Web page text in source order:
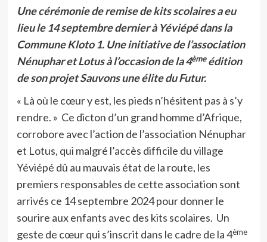
Une cérémonie de remise de kits scolaires a eu
lieu le 14 septembre dernier à Yéviépé dans la
Commune Kloto 1. Une initiative de l’association
Nénuphar et Lotus à l’occasion de la 4èmeédition
de son projet Sauvons une élite du Futur.
« Là où le cœur y est, les pieds n’hésitent pas à s’y
rendre. » Ce dicton d’un grand homme d’Afrique,
corrobore avec l’action de l’association Nénuphar
et Lotus, qui malgré l’accès difficile du village
Yéviépé dû au mauvais état de la route, les
premiers responsables de cette association sont
arrivés ce 14 septembre 2024 pour donner le
sourire aux enfants avec des kits scolaires. Un
geste de cœur qui s’inscrit dans le cadre de la 4ème